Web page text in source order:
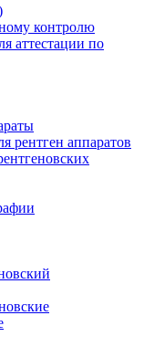
контролю
аттестации по
рентген аппаратов